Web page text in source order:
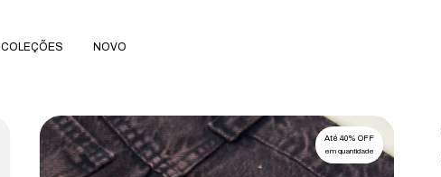
COLEÇÕES NOVO
Até 40% OFF
em quantidade